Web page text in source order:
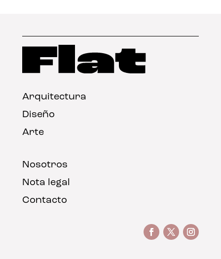
Arquitectura
Diseño
Arte
Nosotros
Nota legal
Contacto